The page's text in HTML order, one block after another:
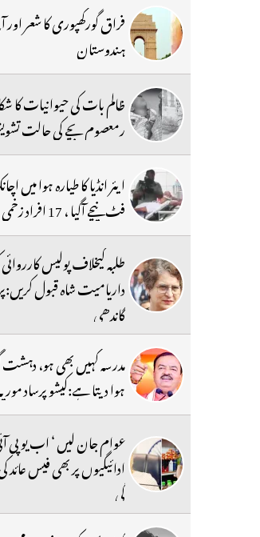
فراق گورکھپوری کا شعر اور
ہندوستان
ظالم بات کی حیوانیات کا
رمعصوم بچے کی حالت
فٹ نیچے آگیا ، 17 افراد زخمی
طلبہ کیخلاف پولیس
داریامیت شاہ قبول
گاندھی
مدرسہ کہیں بھی ہو،
ہوا دیتا ہے:کیشو پرساد
عوام جان لیں ‘ اب یو پی
ادائیگیوں پر بھی فیس
گی